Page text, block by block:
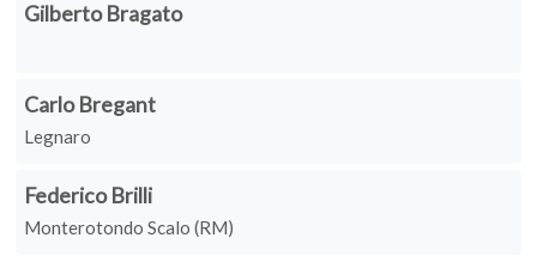
Gilberto Bragato
Carlo Bregant
Legnaro
Federico Brilli
Monterotondo Scalo (RM)